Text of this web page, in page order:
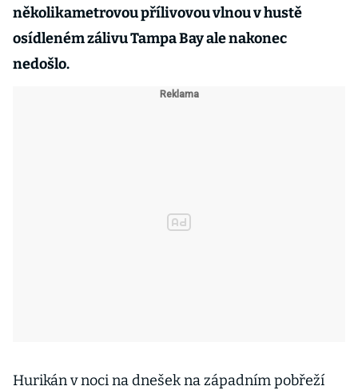
několikametrovou přílivovou vlnou v hustě
osídleném zálivu Tampa Bay ale nakonec
nedošlo.
Hurikán v noci na dnešek na západním pobřeží